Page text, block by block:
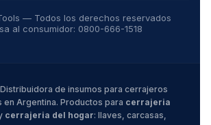
— Todos los derechos reservados
al consumidor: 0800-666-1518
de insumos para cerrajeros
Argentina. Productos para cerrajeria
cerrajeria del hogar: llaves, carcasas,